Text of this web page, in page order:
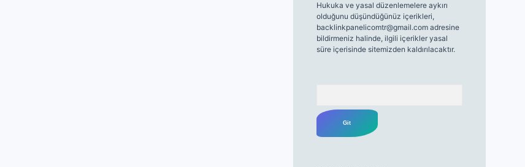
Hukuka ve yasal düzenlemelere aykırı
olduğunu düşündüğünüz içerikleri,
backlinkpanelicomtr@gmail.comadresine
bildirmeniz halinde, ilgili içerikler yasal
süre içerisinde sitemizden kaldırılacaktır.